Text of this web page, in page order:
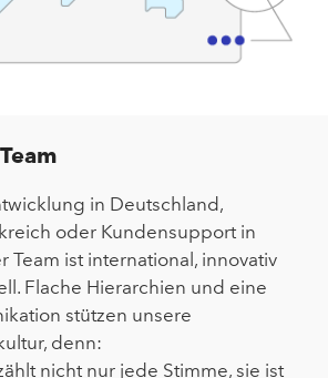
in Deutschland,
oder Kundensupport in
Team ist international, innovativ
Flache Hierarchien und eine
stützen unsere
denn:
nicht nur jede Stimme, sie ist